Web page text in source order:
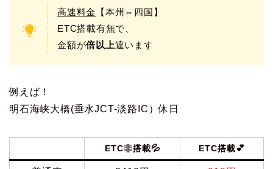
高速料金
【本州⇔四国】
ETC搭載有無で、
金額が倍以上違います
例えば！
明石海峡大橋(垂水JCT-淡路IC）休日
ETC非搭載💦 ETC搭載💕